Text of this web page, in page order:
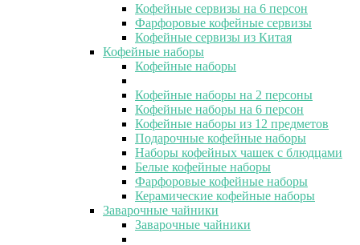
Кофейные сервизы на 6 персон
Фарфоровые кофейные сервизы
Кофейные сервизы из Китая
Кофейные наборы
Кофейные наборы
Кофейные наборы на 2 персоны
Кофейные наборы на 6 персон
Кофейные наборы из 12 предметов
Подарочные кофейные наборы
Наборы кофейных чашек с блюдцами
Белые кофейные наборы
Фарфоровые кофейные наборы
Керамические кофейные наборы
Заварочные чайники
Заварочные чайники